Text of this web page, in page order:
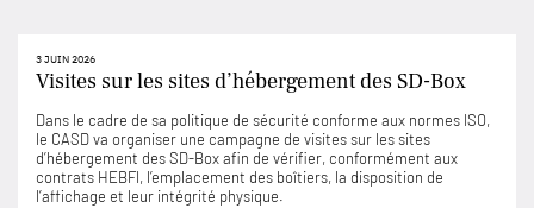
3 JUIN 2026
Visites sur les sites d’hébergement des SD-Box
Dans le cadre de sa politique de sécurité conforme aux normes ISO,
le CASD va organiser une campagne de visites sur les sites
d’hébergement des SD-Box afin de vérifier, conformément aux
contrats HEBFI, l’emplacement des boîtiers, la disposition de
l’affichage et leur intégrité physique.